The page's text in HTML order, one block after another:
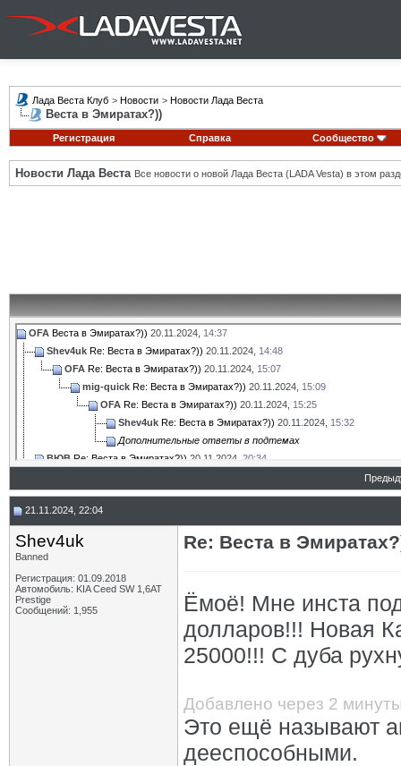
Лада Веста Клуб > Новости > Новости Лада Веста
Веста в Эмиратах?))
Регистрация Справка Сообщество
Новости Лада Веста Все новости о новой Лада Веста (LADA Vesta) в этом
OFA Веста в Эмиратах?)) 20.11.2024, 14:37
Shev4uk Re: Веста в Эмиратах?)) 20.11.2024, 14:48
OFA Re: Веста в Эмиратах?)) 20.11.2024, 15:07
mig-quick Re: Веста в Эмиратах?)) 20.11.2024, 15:09
OFA Re: Веста в Эмиратах?)) 20.11.2024, 15:25
Shev4uk Re: Веста в Эмиратах?)) 20.11.2024, 15:32
Дополнительные ответы в подтемах
ВЮВ Re: Веста в Эмиратах?)) 20.11.2024, 20:34
OFA Re: Веста в Эмиратах?))21.11.2024,13:29
ВЮВ
Shev4uk Re: Веста в Эмиратах?))21.11.2024,22:04
OFA
Re: Веста в Эмиратах?))22.11.2024, 04:19
21.11.2024, 22:04
Shev4uk
Banned
Регистрация: 01.09.2018
Автомобиль: KIA Ceed SW 1,6AT
Prestige
Сообщений: 1,955
Re: Веста в
Ёмоё! Мне инста
долларов!!! Новая
25000!!! С дуба
Добавлено через 2
Это ещё называют
дееспособными.